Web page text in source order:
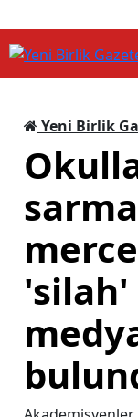
Yeni Birlik
'silah'